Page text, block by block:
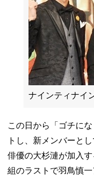
ナインティナイ
この日から「ゴチに
トし、新メンバーとし
俳優の大杉漣が加入
組のラストで羽鳥慎